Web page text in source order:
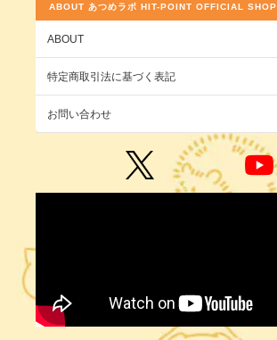
ABOUT あつめラボ HIT-POINT OFFICIAL SHOP
ABOUT
特定商取引法に基づく表記
お問い合わせ